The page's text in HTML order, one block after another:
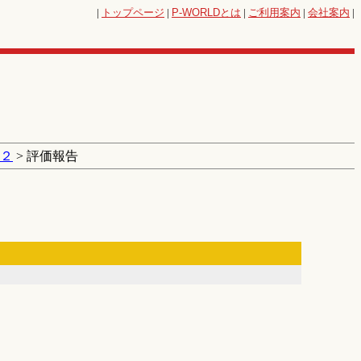
| トップページ | P-WORLDとは | ご利用案内 | 会社案内 |
> 評価報告